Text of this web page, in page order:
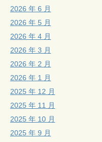
2026 年 6 月
2026 年 5 月
2026 年 4 月
2026 年 3 月
2026 年 2 月
2026 年 1 月
2025 年 12 月
2025 年 11 月
2025 年 10 月
2025 年 9 月